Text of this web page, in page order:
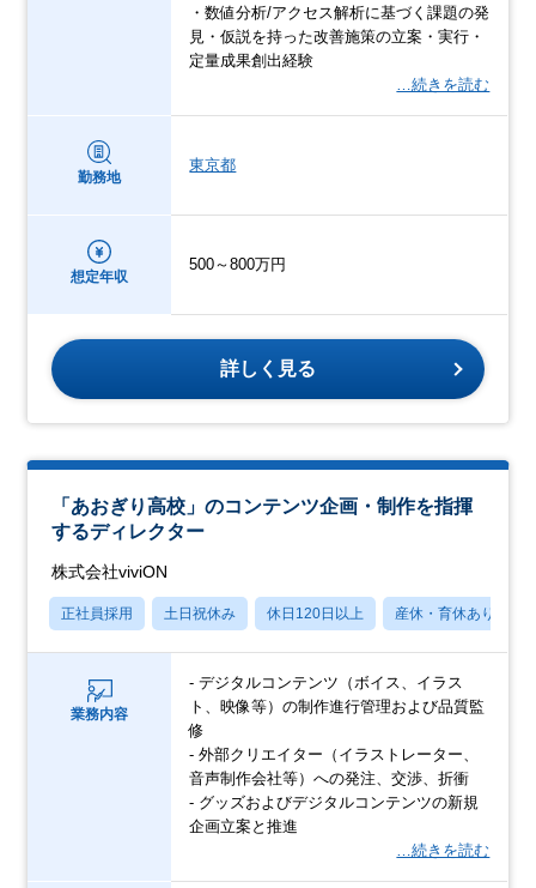
・数値分析/アクセス解析に基づく課題の発
見・仮説を持った改善施策の立案・実行・
定量成果創出経験
…続きを読む
勤務地
東京都
想定年収
500～800万円
詳しく見る
「あおぎり高校」のコンテンツ企画・制作を指揮
するディレクター
株式会社viviON
正社員採用 土日祝休み 休日120日以上 産休・育休あり
業務内容
- デジタルコンテンツ（ボイス、イラス
ト、映像等）の制作進行管理および品質監
修
- 外部クリエイター（イラストレーター、
音声制作会社等）への発注、交渉、折衝
- グッズおよびデジタルコンテンツの新規
企画立案と推進
…続きを読む